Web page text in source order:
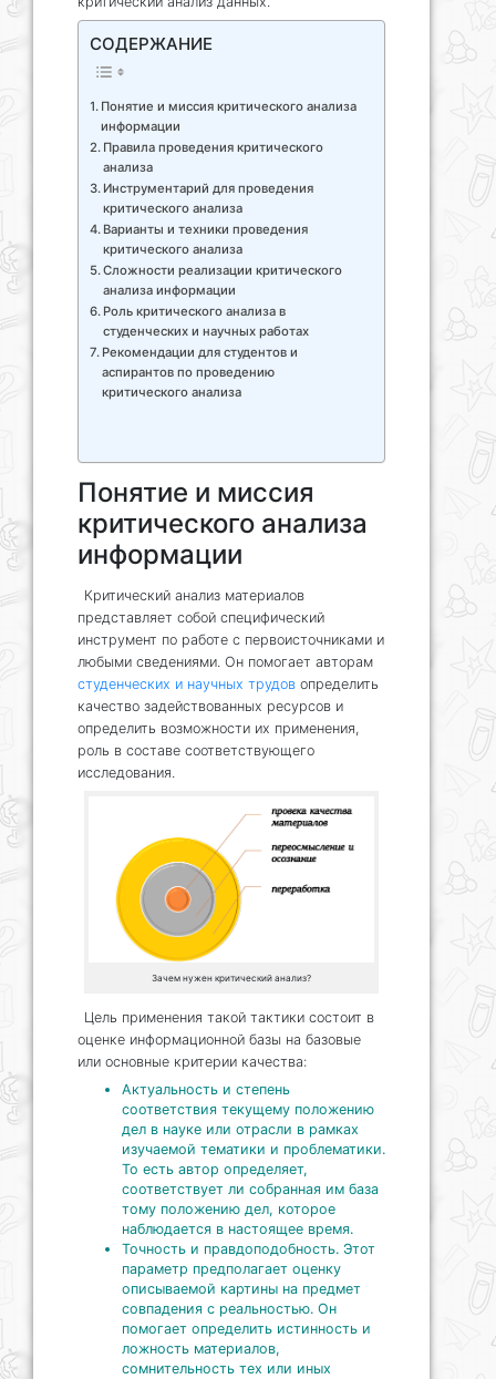
СОДЕРЖАНИЕ
Понятие и миссия критического анализа
информации
Правила проведения критического
анализа
Инструментарий для проведения
критического анализа
Варианты и техники проведения
критического анализа
Сложности реализации критического
анализа информации
Роль критического анализа в
студенческих и научных работах
Рекомендации для студентов и
аспирантов по проведению
критического анализа
Понятие и миссия
критического анализа
информации
Критический анализ материалов
представляет собой специфический
инструмент по работе с первоисточниками и
любыми сведениями. Он помогает авторам
студенческих и научных трудов определить
качество задействованных ресурсов и
определить возможности их применения,
роль в составе соответствующего
исследования.
Зачем нужен критический анализ?
Цель применения такой тактики состоит в
оценке информационной базы на базовые
или основные критерии качества:
Актуальность и степень
соответствия текущему положению
дел в науке или отрасли в рамках
изучаемой тематики и проблематики.
То есть автор определяет,
соответствует ли собранная им база
тому положению дел, которое
наблюдается в настоящее время.
Точность и правдоподобность. Этот
параметр предполагает оценку
описываемой картины на предмет
совпадения с реальностью. Он
помогает определить истинность и
ложность материалов,
сомнительность тех или иных